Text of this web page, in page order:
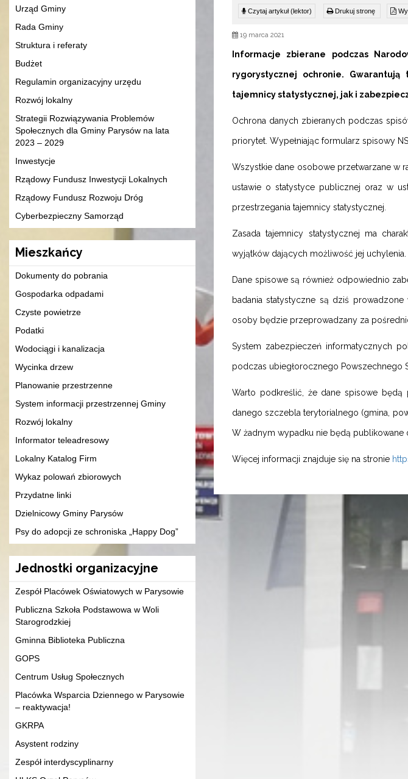
Urząd Gminy
Rada Gminy
Struktura i referaty
Budżet
Regulamin organizacyjny urzędu
Rozwój lokalny
Strategii Rozwiązywania Problemów
Społecznych dla Gminy Parysów na lata
2023 – 2029
Inwestycje
Rządowy Fundusz Inwestycji Lokalnych
Rządowy Fundusz Rozwoju Dróg
Cyberbezpieczny Samorząd
Mieszkańcy
Dokumenty do pobrania
Gospodarka odpadami
Czyste powietrze
Podatki
Wodociągi i kanalizacja
Wycinka drzew
Planowanie przestrzenne
System informacji przestrzennej Gminy
Rozwój lokalny
Informator teleadresowy
Lokalny Katalog Firm
Wykaz polowań zbiorowych
Przydatne linki
Dzielnicowy Gminy Parysów
Psy do adopcji ze schroniska „Happy Dog”
Jednostki organizacyjne
Zespół Placówek Oświatowych w Parysowie
Publiczna Szkoła Podstawowa w Woli
Starogrodzkiej
Gminna Biblioteka Publiczna
GOPS
Centrum Usług Społecznych
Placówka Wsparcia Dziennego w Parysowie
– reaktywacja!
GKRPA
Asystent rodziny
Zespół interdyscyplinarny
Czytaj artykuł (lektor) Drukuj stronę
19 marca 2021
Informacje zbierane podczas
rygorystycznej ochronie.
tajemnicy statystycznej, jak i
Ochrona danych zbieranych podczas
priorytet. Wypełniając formularz spisowy
Wszystkie dane osobowe przetwarzane w
ustawie o statystyce publicznej oraz w
przestrzegania tajemnicy statystycznej.
Zasada tajemnicy statystycznej ma
wyjątków dających możliwość jej
Dane spisowe są również odpowiednio
badania statystyczne są dziś
osoby będzie przeprowadzany za
System zabezpieczeń informatycznych
podczas ubiegłorocznego Powszechnego
Warto podkreślić, że dane spisowe
danego szczebla terytorialnego (gmina,
W żadnym wypadku nie będą
Więcej informacji znajduje się na stronie